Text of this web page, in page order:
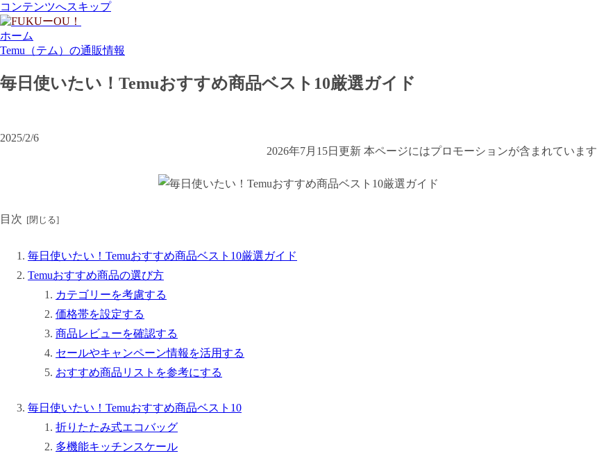
コンテンツへスキップ
ホーム
Temu（テム）の通販情報
毎日使いたい！Temuおすすめ商品ベスト10厳選ガイド
2025/2/6
2026年7月15日更新 本ページにはプロモーションが含まれています
目次
毎日使いたい！Temuおすすめ商品ベスト10厳選ガイド
Temuおすすめ商品の選び方
カテゴリーを考慮する
価格帯を設定する
商品レビューを確認する
セールやキャンペーン情報を活用する
おすすめ商品リストを参考にする
毎日使いたい！Temuおすすめ商品ベスト10
折りたたみ式エコバッグ
多機能キッチンスケール